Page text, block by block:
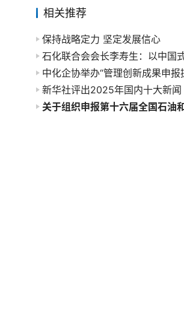
相关推荐
保持战略定力 坚定发展信心
中化企协举办“管理创新成果申报
新华社评出2025年国内十大新闻